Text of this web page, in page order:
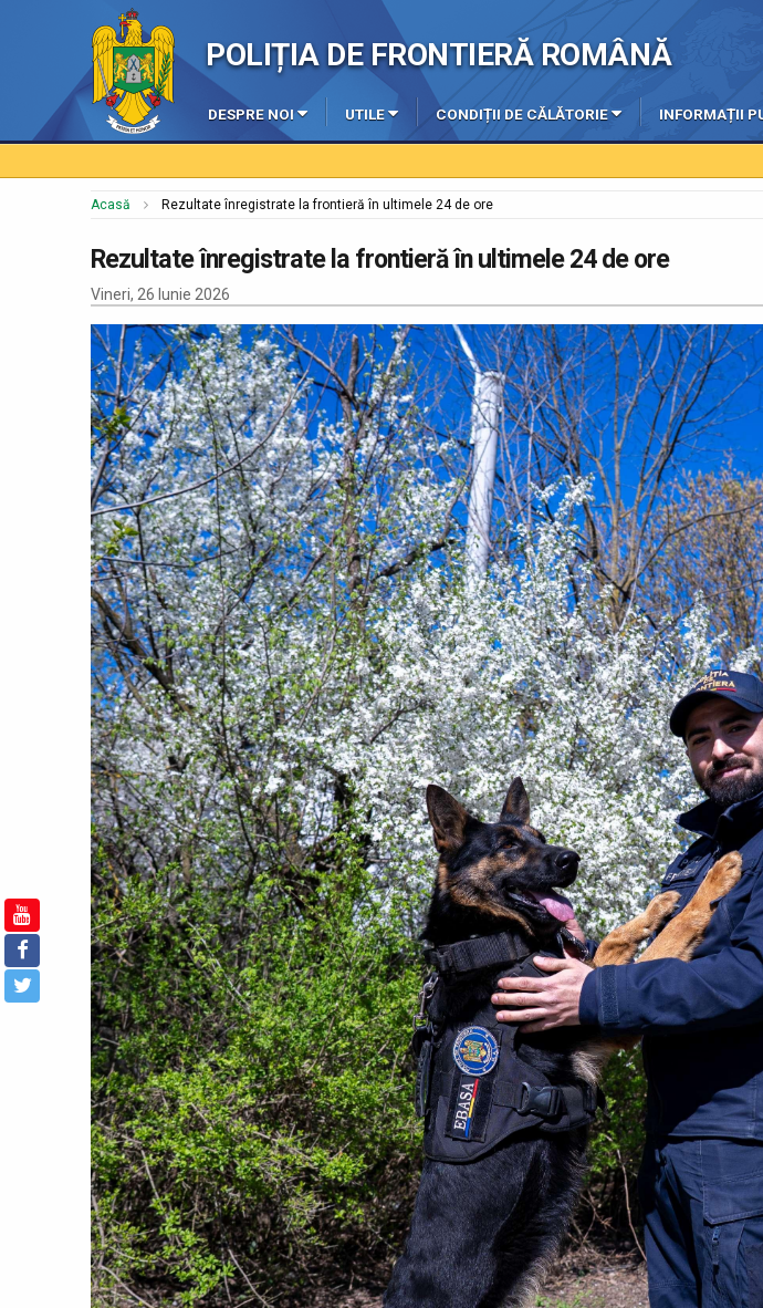
POLIȚIA DE FRONTIERĂ ROMÂNĂ
DESPRE NOI UTILE CONDIȚII DE CĂLĂTORIE INFORMAȚII
Acasă Rezultate înregistrate la frontieră în ultimele 24 de ore
Rezultate înregistrate la frontieră în ultimele 24 de ore
Vineri, 26 Iunie 2026